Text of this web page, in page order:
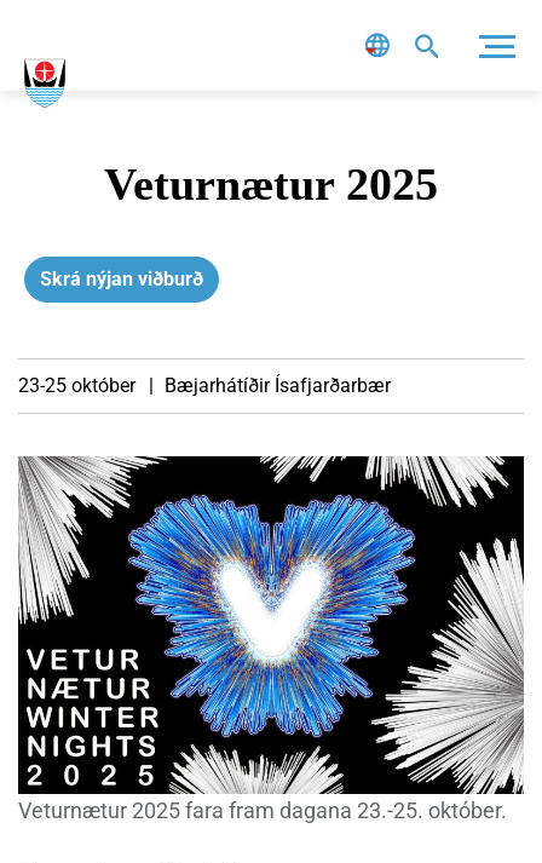
Veturnætur 2025
Skrá nýjan viðburð
23-25 október Bæjarhátíðir Ísafjarðarbær
Veturnætur 2025 fara fram dagana 23.-25. október.